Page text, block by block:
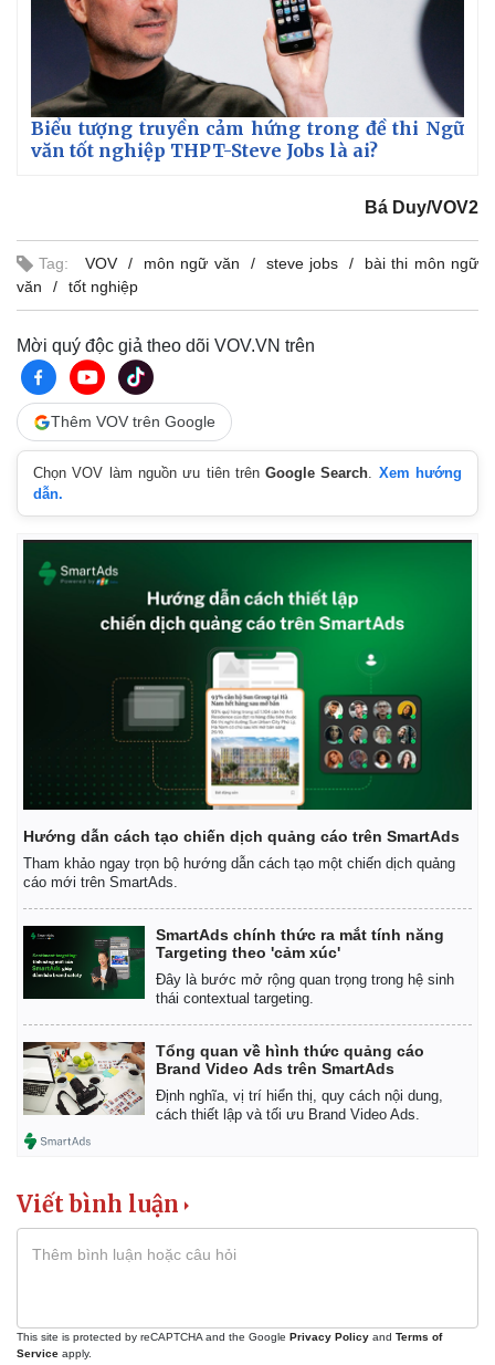
Biểu tượng truyền cảm hứng trong đề thi Ngữ
văn tốt nghiệp THPT-Steve Jobs là ai?
Bá Duy/VOV2
Tag: VOV môn ngữ văn steve jobs
bài thi môn ngữ
văn
tốt nghiệp
Mời quý độc giả theo dõi VOV.VN trên
Thêm VOV trên Google
Chọn VOV làm nguồn ưu tiên trênGoogle Search. Xem hướng
dẫn.
Hướng dẫn cách tạo chiến dịch quảng cáo trên SmartAds
Tham khảo ngay trọn bộ hướng dẫn cách tạo một chiến dịch quảng
cáo mới trên SmartAds.
SmartAds chính thức ra mắt tính năng
Targeting theo 'cảm xúc'
Đây là bước mở rộng quan trọng trong hệ sinh
thái contextual targeting.
Tổng quan về hình thức quảng cáo
Brand Video Ads trên SmartAds
Định nghĩa, vị trí hiển thị, quy cách nội dung,
cách thiết lập và tối ưu Brand Video Ads.
Viết bình luận
This site is protected by reCAPTCHA and the Google Privacy Policy and Terms of
Service apply.